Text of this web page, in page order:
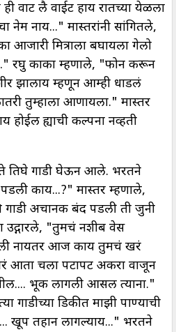
वाट लै वाईट हाय रातच्या येळला
नेम नाय..." मास्तरांनी सांगितले,
मित्राला बघायला गेलो
रघु काका म्हणाले, "फोन करून
झालाय म्हणून आम्ही धाडलं
तुम्हाला आणायला." मास्तर
ह्याची कल्पना नव्हती
ते तिघे गाडी घेऊन आले. भरतने
काय...?" मास्तर म्हणाले,
अचानक बंद पडली ती जुनी
उद्गारले, "तुमचं नशीब वेस
नायतर आज काय तुमचं खरं
आता चला पटापट अकरा वाजून
भूक लागली आसल त्याना."
गाडीच्या डिकीत माझी पाण्याची
खूप तहान लागल्याय..." भरतने